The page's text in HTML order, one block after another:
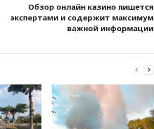
Обзор онлайн казино пишется
экспертами и содержит максимум
важной информации